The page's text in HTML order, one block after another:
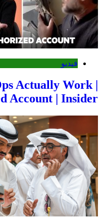
فيديو
Actually Work |
Account | Insider